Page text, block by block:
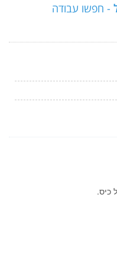
- חפשו עבודה
כיס.